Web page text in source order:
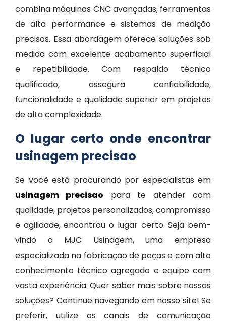
combina máquinas CNC avançadas, ferramentas
de alta performance e sistemas de medição
precisos. Essa abordagem oferece soluções sob
medida com excelente acabamento superficial
e repetibilidade. Com respaldo técnico
qualificado, assegura confiabilidade,
funcionalidade e qualidade superior em projetos
de alta complexidade.
O lugar certo onde encontrar
usinagem precisao
Se você está procurando por especialistas em
usinagem precisao para te atender com
qualidade, projetos personalizados, compromisso
e agilidade, encontrou o lugar certo. Seja bem-
vindo a MJC Usinagem, uma empresa
especializada na fabricação de peças e com alto
conhecimento técnico agregado e equipe com
vasta experiência. Quer saber mais sobre nossas
soluções? Continue navegando em nosso site! Se
preferir, utilize os canais de comunicação